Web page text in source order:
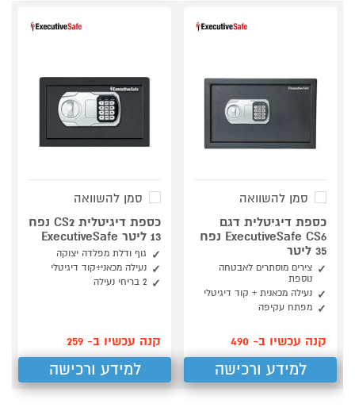
סמן להשוואה
כספת ‏דיגיטלית דגם
ExecutiveSafe CS6 נפח
35 ליטר
צירים מוסתרים לאבטחה
נוספת
נעילה מכאנית + קוד דיגיטלי
מפתח עקיפה
קנה עכשיו ב- 490
למידע ורכישה
סמן להשוואה
כספת ‏דיגיטלית CS2 נפח
13 ליטר ExecutiveSafe
גוף ודלת מפלדה יצוקה
נעילה מכאני+קוד דיגיטלי
2 בריחי נעילה
קנה עכשיו ב- 259
למידע ורכישה